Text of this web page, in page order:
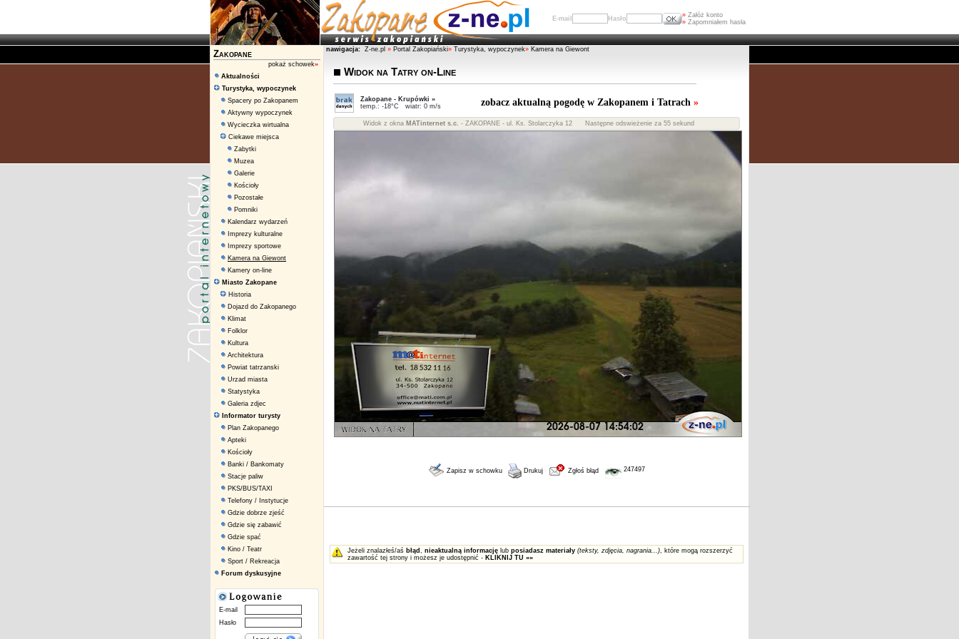
E-mail Hasło » Załóż konto
» Zapomniałem hasła
Zakopane
pokaż schowek»
Aktualności
Turystyka, wypoczynek
Spacery po Zakopanem
Aktywny wypoczynek
Wycieczka wirtualna
Ciekawe miejsca
Zabytki
Muzea
Galerie
Kościoły
Pozostałe
Pomniki
Kalendarz wydarzeń
Imprezy kulturalne
Imprezy sportowe
Kamera na Giewont
Kamery on-line
Miasto Zakopane
Historia
Dojazd do Zakopanego
Klimat
Folklor
Kultura
Architektura
Powiat tatrzanski
Urzad miasta
Statystyka
Galeria zdjec
Informator turysty
Plan Zakopanego
Apteki
Kościoły
Banki / Bankomaty
Stacje paliw
PKS/BUS/TAXI
Telefony / Instytucje
Gdzie dobrze zjeść
Gdzie się zabawić
Gdzie spać
Kino / Teatr
Sport / Rekreacja
Forum dyskusyjne
E-mail
Hasło
nawigacja: Z-ne.pl » Portal Zakopiański» Turystyka, wypoczynek» Kamera na Giewont
Widok na Tatry on-Line
Zakopane - Krupówki »
temp.: -18°C wiatr: 0 m/s
zobacz aktualną pogodę w Zakopanem i Tatrach »
Widok z okna MATinternet s.c. - ZAKOPANE - ul. Ks. Stolarczyka 12 Następne odswieżenie za 54sekund
Zapisz w schowku Drukuj Zgłoś błąd 247497
Jeżeli znalazłeś/aś błąd , nieaktualną informacjęlub posiadasz materiały (teksty, zdjęcia, nagrania...), które mogą rozszerzyć
zawartość tej strony i możesz je udostępnić - KLIKNIJ TU »»